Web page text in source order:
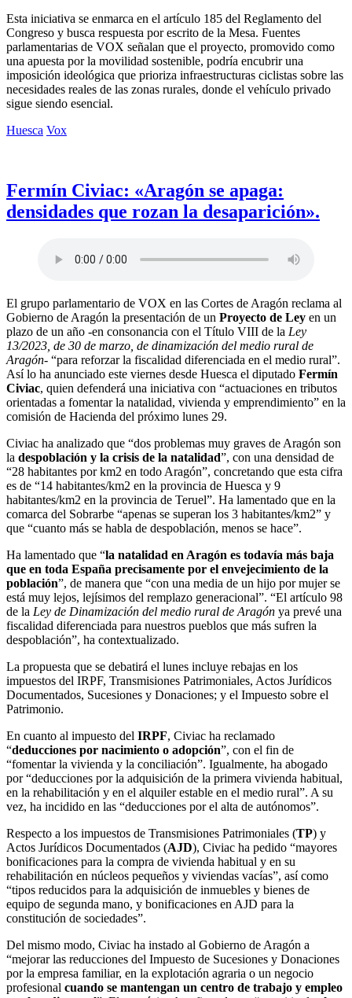
Esta iniciativa se enmarca en el artículo 185 del Reglamento del
Congreso y busca respuesta por escrito de la Mesa. Fuentes
parlamentarias de VOX señalan que el proyecto, promovido como
una apuesta por la movilidad sostenible, podría encubrir una
imposición ideológica que prioriza infraestructuras ciclistas sobre las
necesidades reales de las zonas rurales, donde el vehículo privado
sigue siendo esencial.
Huesca Vox
Fermín Civiac: «Aragón se apaga:
densidades que rozan la desaparición».
El grupo parlamentario de VOX en las Cortes de Aragón reclama al
Gobierno de Aragón la presentación de un Proyecto de Ley en un
plazo de un año -en consonancia con el Título VIII de la Ley
13/2023, de 30 de marzo, de dinamización del medio rural de
Aragón- “para reforzar la fiscalidad diferenciada en el medio rural”.
Así lo ha anunciado este viernes desde Huesca el diputado Fermín
Civiac, quien defenderá una iniciativa con “actuaciones en tributos
orientadas a fomentar la natalidad, vivienda y emprendimiento” en la
comisión de Hacienda del próximo lunes 29.
Civiac ha analizado que “dos problemas muy graves de Aragón son
la despoblación y la crisis de la natalidad”, con una densidad de
“28 habitantes por km2 en todo Aragón”, concretando que esta cifra
es de “14 habitantes/km2 en la provincia de Huesca y 9
habitantes/km2 en la provincia de Teruel”. Ha lamentado que en la
comarca del Sobrarbe “apenas se superan los 3 habitantes/km2” y
que “cuanto más se habla de despoblación, menos se hace”.
Ha lamentado que “la natalidad en Aragón es todavía más baja
que en toda España precisamente por el envejecimiento de la
población”, de manera que “con una media de un hijo por mujer se
está muy lejos, lejísimos del remplazo generacional”. “El artículo 98
de la Ley de Dinamización del medio rural de Aragón ya prevé una
fiscalidad diferenciada para nuestros pueblos que más sufren la
despoblación”, ha contextualizado.
La propuesta que se debatirá el lunes incluye rebajas en los
impuestos del IRPF, Transmisiones Patrimoniales, Actos Jurídicos
Documentados, Sucesiones y Donaciones; y el Impuesto sobre el
Patrimonio.
En cuanto al impuesto del IRPF, Civiac ha reclamado
“deducciones por nacimiento o adopción”, con el fin de
“fomentar la vivienda y la conciliación”. Igualmente, ha abogado
por “deducciones por la adquisición de la primera vivienda habitual,
en la rehabilitación y en el alquiler estable en el medio rural”. A su
vez, ha incidido en las “deducciones por el alta de autónomos”.
Respecto a los impuestos de Transmisiones Patrimoniales (TP) y
Actos Jurídicos Documentados (AJD), Civiac ha pedido “mayores
bonificaciones para la compra de vivienda habitual y en su
rehabilitación en núcleos pequeños y viviendas vacías”, así como
“tipos reducidos para la adquisición de inmuebles y bienes de
equipo de segunda mano, y bonificaciones en AJD para la
constitución de sociedades”.
Del mismo modo, Civiac ha instado al Gobierno de Aragón a
“mejorar las reducciones del Impuesto de Sucesiones y Donaciones
por la empresa familiar, en la explotación agraria o un negocio
profesional cuando se mantengan un centro de trabajo y empleo